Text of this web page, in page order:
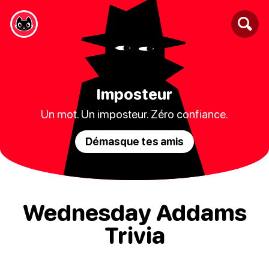
Imposteur
Un mot. Un imposteur. Zéro confiance.
Démasque tes amis
Wednesday Addams
Trivia